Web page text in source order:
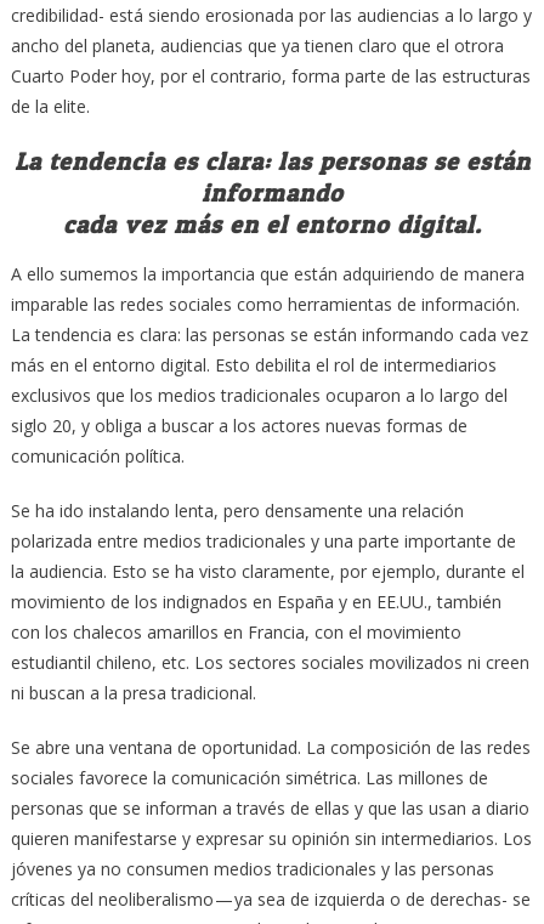
credibilidad- está siendo erosionada por las audiencias a lo largo y
ancho del planeta, audiencias que ya tienen claro que el otrora
Cuarto Poder hoy, por el contrario, forma parte de las estructuras
de la elite.
La tendencia es clara: las personas se están
informando
cada vez más en el entorno digital.
A ello sumemos la importancia que están adquiriendo de manera
imparable las redes sociales como herramientas de información.
La tendencia es clara: las personas se están informando cada vez
más en el entorno digital. Esto debilita el rol de intermediarios
exclusivos que los medios tradicionales ocuparon a lo largo del
siglo 20, y obliga a buscar a los actores nuevas formas de
comunicación política.
Se ha ido instalando lenta, pero densamente una relación
polarizada entre medios tradicionales y una parte importante de
la audiencia. Esto se ha visto claramente, por ejemplo, durante el
movimiento de los indignados en España y en EE.UU., también
con los chalecos amarillos en Francia, con el movimiento
estudiantil chileno, etc. Los sectores sociales movilizados ni creen
ni buscan a la presa tradicional.
Se abre una ventana de oportunidad. La composición de las redes
sociales favorece la comunicación simétrica. Las millones de
personas que se informan a través de ellas y que las usan a diario
quieren manifestarse y expresar su opinión sin intermediarios. Los
jóvenes ya no consumen medios tradicionales y las personas
críticas del neoliberalismo — ya sea de izquierda o de derechas- se